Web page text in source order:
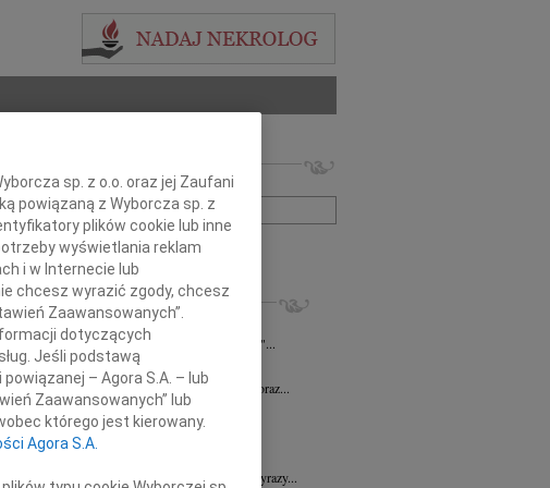
Imię i nazwisko lub numer ogłoszenia:
+ szukanie zaawansowane
INNE NEKROLOGI
Marcin Piotr Czarnota 17.07.2026
"Nie umiera ten, kto trwa w pamięci żywych"...
03.07.2026Rzeszów
Panu Dyrektorowi Jerzemu Guniewskiemu oraz...
Karol Drozd
17.06.2026
Z ogromnym smutkiem i niedowierzaniem...
12.06.2026
Pani Dr n. med. Mai Ptasiewicz składamy wyrazy...
sp. z o.o. oraz jej Zaufani
powiązaną z Wyborcza sp. z
plików cookie lub inne
wyświetlania reklam
i w Internecie lub
chcesz wyrazić zgody, chcesz
Zaawansowanych”.
dotyczących
Jeśli podstawą
– Agora S.A. – lub
Zaawansowanych” lub
którego jest kierowany.
Agora S.A.